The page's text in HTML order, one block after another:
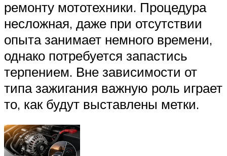
ремонту мототехники. Процедура
несложная, даже при отсутствии
опыта занимает немного времени,
однако потребуется запастись
терпением. Вне зависимости от
типа зажигания важную роль играет
то, как будут выставлены метки.